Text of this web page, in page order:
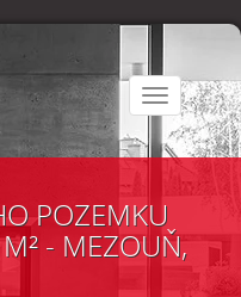
Toggle
navigation
POZEMKU
- MEZOUŇ,